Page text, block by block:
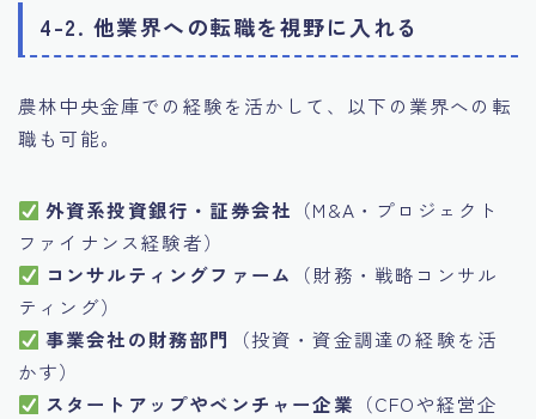
4-2. 他業界への転職を視野に入れる
農林中央金庫での経験を活かして、以下の業界への転
職も可能。
外資系投資銀行・証券会社 （M&A・プロジェクト
ファイナンス経験者）
コンサルティングファーム
（財務・戦略コンサル
ティング）
事業会社の財務部門
（投資・資金調達の経験を活
かす）
スタートアップやベンチャー企業 （CFOや経営企